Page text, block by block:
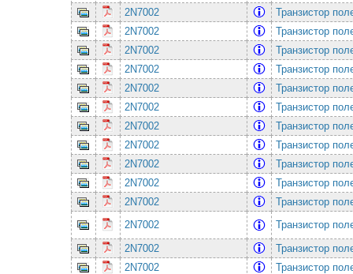
2N7002
Транзистор
2N7002
Транзистор
2N7002
Транзистор
2N7002
Транзистор
2N7002
Транзистор
2N7002
Транзистор
2N7002
Транзистор
2N7002
Транзистор
2N7002
Транзистор
2N7002
Транзистор
2N7002
Транзистор
2N7002
Транзистор
2N7002
Транзистор
2N7002
Транзистор